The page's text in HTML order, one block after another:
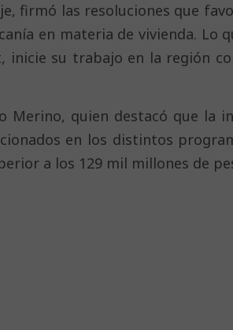
firmó las resoluciones que
en materia de vivienda. Lo
inicie su trabajo en la región
Merino, quien destacó que la
en los distintos
a los 129 mil millones de